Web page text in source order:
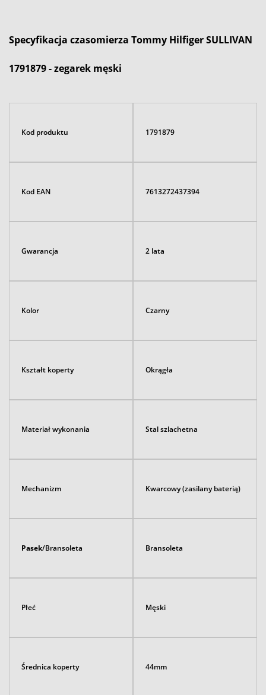
Specyfikacja czasomierza Tommy HilfigerSULLIVAN
1791879 -zegarek męski
Kod produktu 1791879
Kod EAN 7613272437394
Gwarancja 2 lata
Kolor Czarny
Kształt koperty Okrągła
Materiał wykonania Stal szlachetna
Mechanizm Kwarcowy (zasilany baterią)
Pasek/Bransoleta Bransoleta
Płeć Męski
Średnica koperty 44mm